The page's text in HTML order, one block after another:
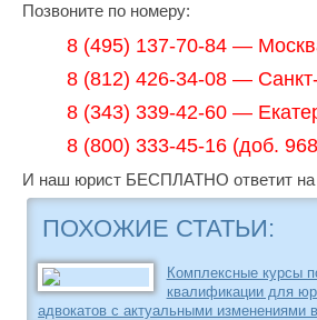
Позвоните по номеру:
8 (495) 137-70-84 —
8 (812) 426-34-08 —
8 (343) 339-42-60 —
8 (800) 333-45-16 (доб.
И наш юрист БЕСПЛАТНО ответит на
ПОХОЖИЕ СТАТЬИ:
Комплексные курсы
квалификации для
адвокатов с актуальными изменениями